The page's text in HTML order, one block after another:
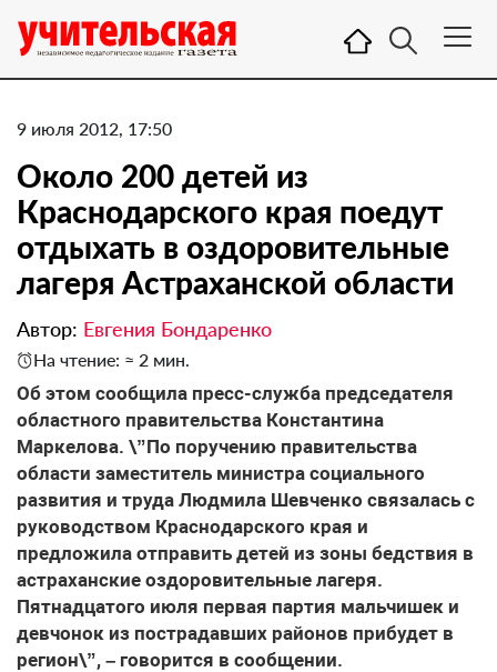
9 июля 2012, 17:50
Около 200 детей из
Краснодарского края поедут
отдыхать в оздоровительные
лагеря Астраханской области
Автор: Евгения Бондаренко
На чтение: ≈ 2 мин.
Об этом сообщила пресс-служба председателя
областного правительства Константина
Маркелова. \”По поручению правительства
области заместитель министра социального
развития и труда Людмила Шевченко связалась с
руководством Краснодарского края и
предложила отправить детей из зоны бедствия в
астраханские оздоровительные лагеря.
Пятнадцатого июля первая партия мальчишек и
девчонок из пострадавших районов прибудет в
регион\”, – говорится в сообщении.